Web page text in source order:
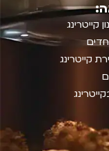
קייטרינג